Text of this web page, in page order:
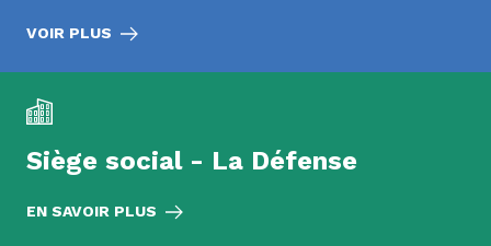
VOIR PLUS
Siège social - La Défense
EN SAVOIR PLUS